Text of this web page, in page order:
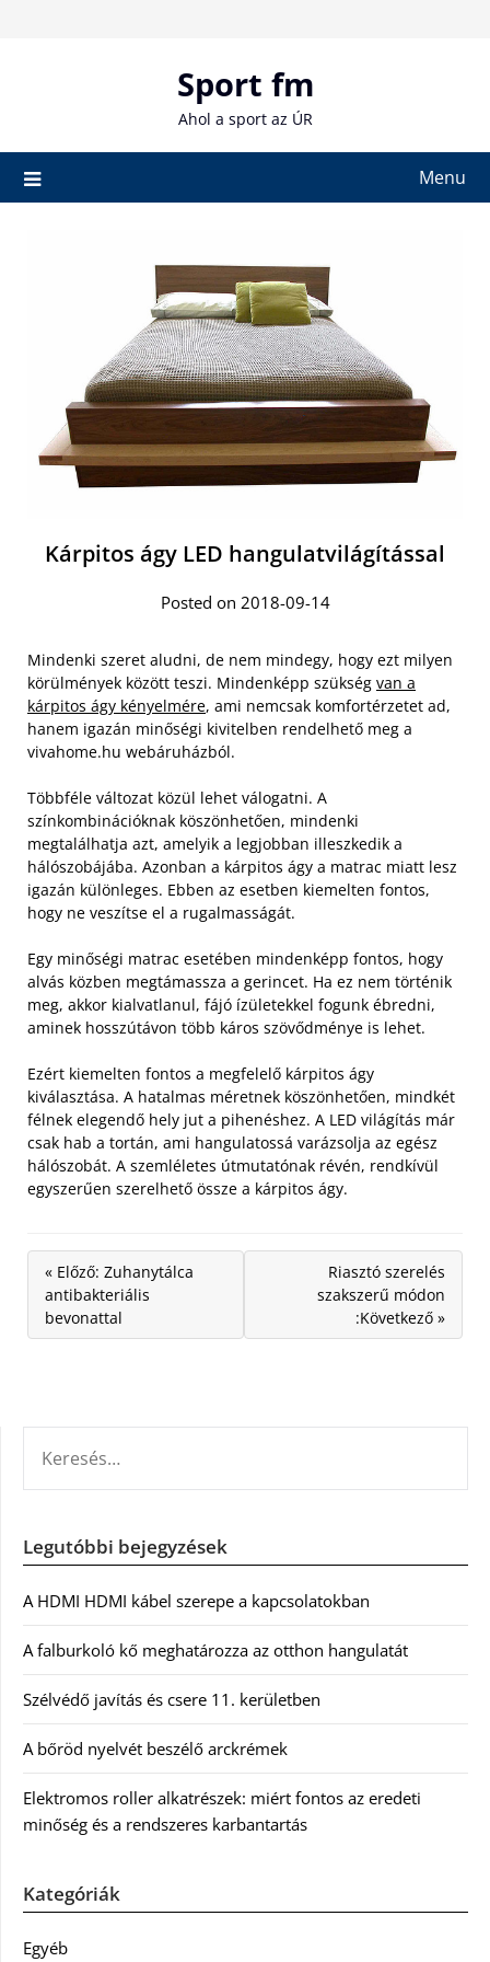
Sport fm
Ahol a sport az ÚR
Menu
Kárpitos ágy LED hangulatvilágítással
Posted on 2018-09-14
Mindenki szeret aludni, de nem mindegy, hogy ezt milyen
körülmények között teszi. Mindenképp szükség van a
kárpitos ágy kényelmére, ami nemcsak komfortérzetet ad,
hanem igazán minőségi kivitelben rendelhető meg a
vivahome.hu webáruházból.
Többféle változat közül lehet válogatni. A
színkombinációknak köszönhetően, mindenki
megtalálhatja azt, amelyik a legjobban illeszkedik a
hálószobájába. Azonban a kárpitos ágy a matrac miatt lesz
igazán különleges. Ebben az esetben kiemelten fontos,
hogy ne veszítse el a rugalmasságát.
Egy minőségi matrac esetében mindenképp fontos, hogy
alvás közben megtámassza a gerincet. Ha ez nem történik
meg, akkor kialvatlanul, fájó ízületekkel fogunk ébredni,
aminek hosszútávon több káros szövődménye is lehet.
Ezért kiemelten fontos a megfelelő kárpitos ágy
kiválasztása. A hatalmas méretnek köszönhetően, mindkét
félnek elegendő hely jut a pihenéshez. A LED világítás már
csak hab a tortán, ami hangulatossá varázsolja az egész
hálószobát. A szemléletes útmutatónak révén, rendkívül
egyszerűen szerelhető össze a kárpitos ágy.
« Előző: Zuhanytálca
antibakteriális
bevonattal
Riasztó szerelés
szakszerű módon
:Következő »
Legutóbbi bejegyzések
A HDMI HDMI kábel szerepe a kapcsolatokban
A falburkoló kő meghatározza az otthon hangulatát
Szélvédő javítás és csere 11. kerületben
A bőröd nyelvét beszélő arckrémek
Elektromos roller alkatrészek: miért fontos az eredeti
minőség és a rendszeres karbantartás
Kategóriák
Egyéb